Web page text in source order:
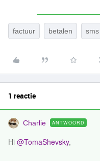
factuur betalen sms
1 reactie
Charlie ANTWOORD
Hi @TomaShevsky,